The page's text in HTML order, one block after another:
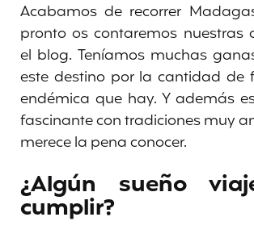
Acabamos de recorrer
pronto os contaremos nuestras
el blog. Teníamos muchas
este destino por la cantidad de
endémica que hay. Y además
fascinante con tradiciones muy
merece la pena conocer.
¿Algún sueño
cumplir?